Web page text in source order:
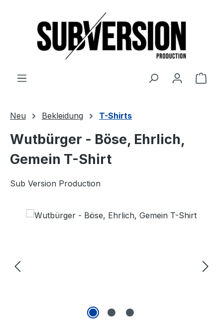
Neu Bekleidung T-Shirts
Wutbürger - Böse, Ehrlich,
Gemein T-Shirt
Sub Version Production